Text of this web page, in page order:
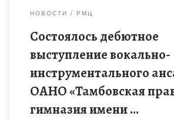
НОВОСТИ РМЦ
Состоялось дебютное
выступление вокально-
инструментального
ОАНО «Тамбовская
гимназия имени …